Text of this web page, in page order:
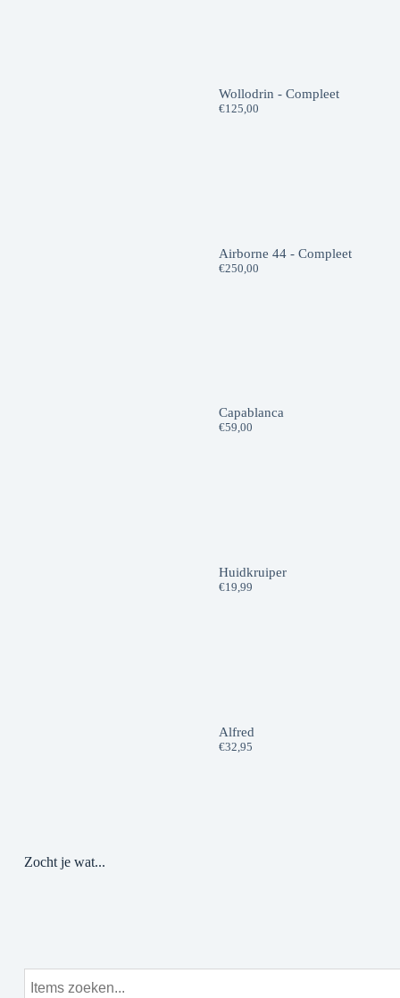
Wollodrin - Compleet
€125,00
Airborne 44 - Compleet
€250,00
Capablanca
€59,00
Huidkruiper
€19,99
Alfred
€32,95
Zocht je wat...